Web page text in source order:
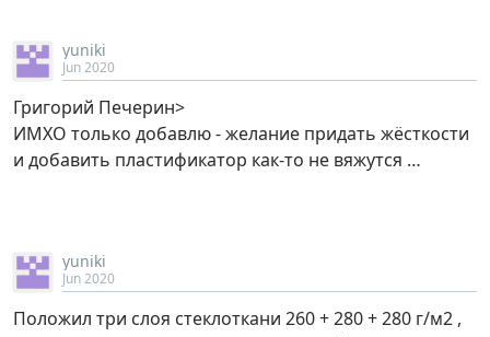
yuniki
Jun 2020
Григорий Печерин>
ИМХО только добавлю - желание придать жёсткости
и добавить пластификатор как-то не вяжутся …
yuniki
Jun 2020
Положил три слоя стеклоткани 260 + 280 + 280 г/м2 ,